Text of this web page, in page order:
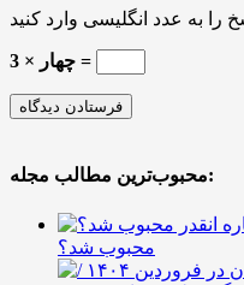
چهار × 3 =
محبوب‌ترین مطالب مجله:
محبوب شد؟